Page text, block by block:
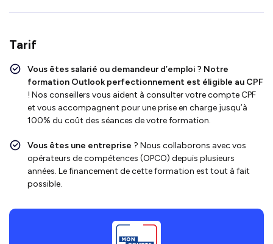
Tarif
Vous êtes salarié ou demandeur d’emploi ? Notre
formation Outlook perfectionnement est éligible au CPF
! Nos conseillers vous aident à consulter votre compte CPF
et vous accompagnent pour une prise en charge jusqu’à
100% du coût des séances de votre formation.
Vous êtes une entreprise ? Nous collaborons avec vos
opérateurs de compétences (OPCO) depuis plusieurs
années. Le financement de cette formation est tout à fait
possible.